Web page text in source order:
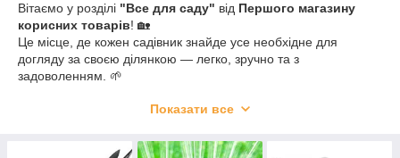
Вітаємо у розділі "Все для саду" від Першого магазину
корисних товарів! 🏡
Це місце, де кожен садівник знайде усе необхідне для
догляду за своєю ділянкою — легко, зручно та з
задоволенням. 🌱
ножиці та інші зручні інструменти для повноцінної роботи на
Показати все